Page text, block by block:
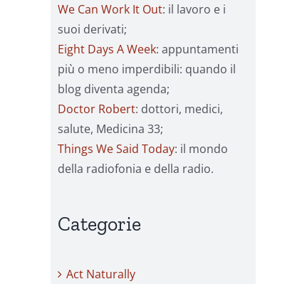
We Can Work It Out: il lavoro e i
suoi derivati;
Eight Days A Week: appuntamenti
più o meno imperdibili: quando il
blog diventa agenda;
Doctor Robert: dottori, medici,
salute, Medicina 33;
Things We Said Today: il mondo
della radiofonia e della radio.
Categorie
Act Naturally